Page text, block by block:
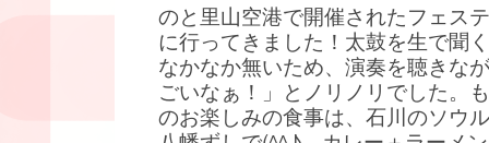
のと里山空港で開催されたフェス
に行ってきました！太鼓を生で聞
なかなか無いため、演奏を聴きな
ごいなぁ！」とノリノリでした。
のお楽しみの食事は、石川のソウ